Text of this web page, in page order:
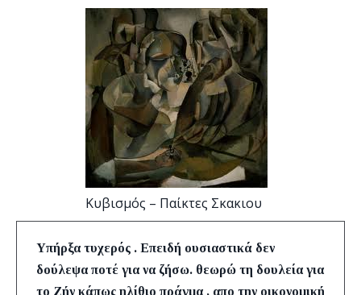
Κυβισμός – Παίκτες Σκακιου
Υπήρξα τυχερός . Επειδή ουσιαστικά δεν
δούλεψα ποτέ για να ζήσω. θεωρώ τη δουλεία για
το Ζήν κάπως ηλίθιο πράγμα , απο την οικονομική